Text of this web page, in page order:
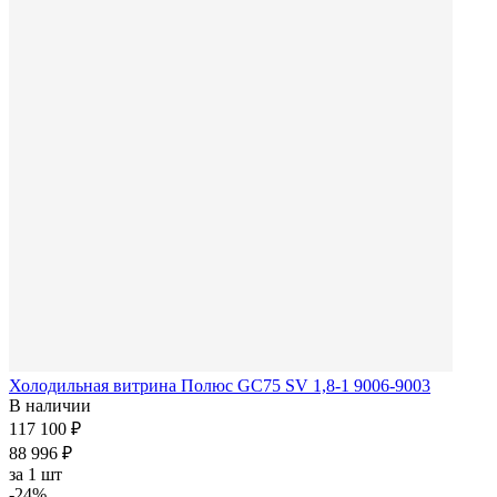
Холодильная витрина Полюс GС75 SV 1,8-1 9006-9003
В наличии
117 100 ₽
88 996 ₽
за 1 шт